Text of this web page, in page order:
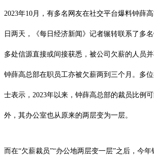
2023年10月，有多名网友在社交平台爆料钟薛
日两天，《每日经济新闻》记者辗转联系了多
多处信源直接或间接获悉，被公司欠薪的人员
钟薛高总部在职员工亦被欠薪两到三个月。多
士表示，2023年以来，钟薛高总部的裁员比例
外，其办公室也从原来的两层变为一层。
而在“欠薪裁员”“办公地两层变一层”之后，今